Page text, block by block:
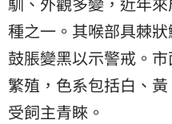
種之一。其喉部具棘
鼓脹變黑以示警戒。
繁殖，色系包括白、
受飼主青睞。